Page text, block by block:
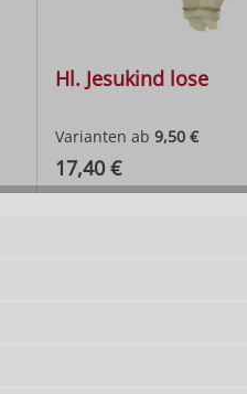
Hl. Jesukind lose
Varianten ab 9,50 €
Regulärer Preis:
17,40 €